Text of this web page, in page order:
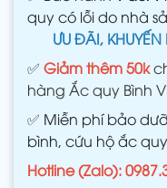
quy có lỗi do nhà
ƯU ĐÃI, KHUYẾN
✅ Giảm thêm 50k
hàng Ắc quy Bình
✅ Miễn phí bảo
bình, cứu hộ ắc
Hotline (Zalo):